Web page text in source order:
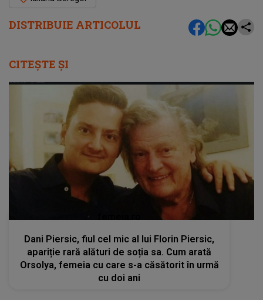
DISTRIBUIE ARTICOLUL
CITEȘTE ȘI
Dani Piersic, fiul cel mic al lui Florin Piersic,
apariție rară alături de soția sa. Cum arată
Orsolya, femeia cu care s-a căsătorit în urmă
cu doi ani